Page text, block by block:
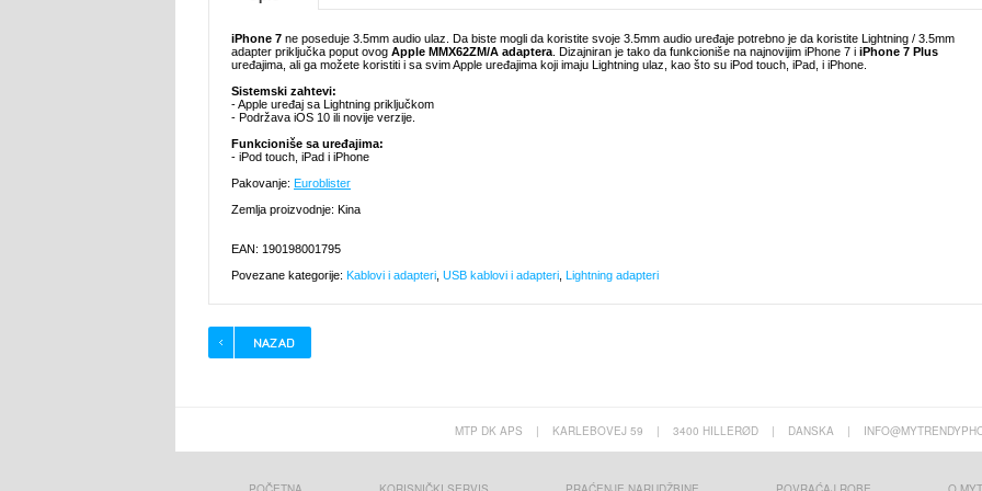
iPhone 7 ne poseduje 3.5mm audio ulaz. Da biste mogli da koristite svoje 3.5mm audio uređaje potrebno je da koristite Lightning / 3.5mm
adapter priključka poput ovog Apple MMX62ZM/A adaptera . Dizajniran je tako da funkcioniše na najnovijim iPhone 7 i iPhone 7 Plus
uređajima, ali ga možete koristiti i sa svim Apple uređajima koji imaju Lightning ulaz, kao što su iPod touch, iPad, i iPhone.
Sistemski zahtevi:
- Apple uređaj sa Lightning priključkom
- Podržava iOS 10 ili novije verzije.
Funkcioniše sa uređajima:
- iPod touch, iPad i iPhone
Pakovanje: Euroblister
Zemlja proizvodnje: Kina
EAN: 190198001795
Povezane kategorije: Kablovi i adapteri USB kablovi i adapteri Lightning adapteri
MTP DK APS | KARLEBOVEJ 59 | 3400 HILLERØD | DANSKA |